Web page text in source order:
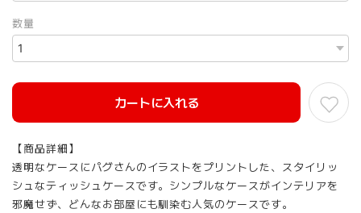
数量
カートに入れる
【商品詳細】
透明なケースにパグさんのイラストをプリントした、スタイリッ
シュなティッシュケースです。シンプルなケースがインテリアを
邪魔せず、どんなお部屋にも馴染む人気のケースです。